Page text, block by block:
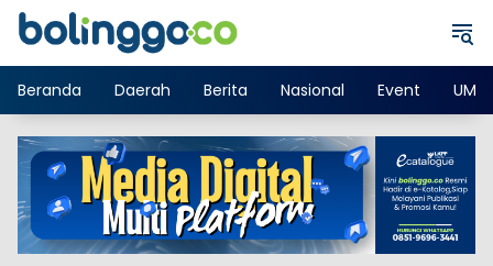
Langsung
Beranda
Daerah Berita Nasional Event